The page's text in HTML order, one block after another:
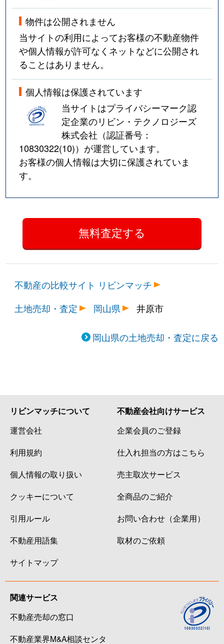
物件は公開されません
当サイトの利用によってお客様の不動産物件
や個人情報が許可なくネットなどに公開され
ることはありません。
個人情報は保護されています
当サイトはプライバシーマーク認
定企業のリビン・テクノロジーズ
株式会社（認証番号：
10830322(10)）が運営しています。
お客様の個人情報は大切に保護されていま
す。
不動産の比較サイト リビンマッチ
土地売却・査定
岡山県 井原市
岡山県の土地売却・査定に戻る
リビンマッチについて
運営会社
利用規約
個人情報の取り扱い
クッキーについて
引用ルール
不動産用語集
サイトマップ
不動産会社向けサービス
企業会員のご登録
仕入れ担当の方はこちら
売主取次サービス
全商品のご紹介
お問い合わせ（企業用）
取材のご依頼
関連サービス
不動産売却の窓口
不動産業界M&A相談センタ